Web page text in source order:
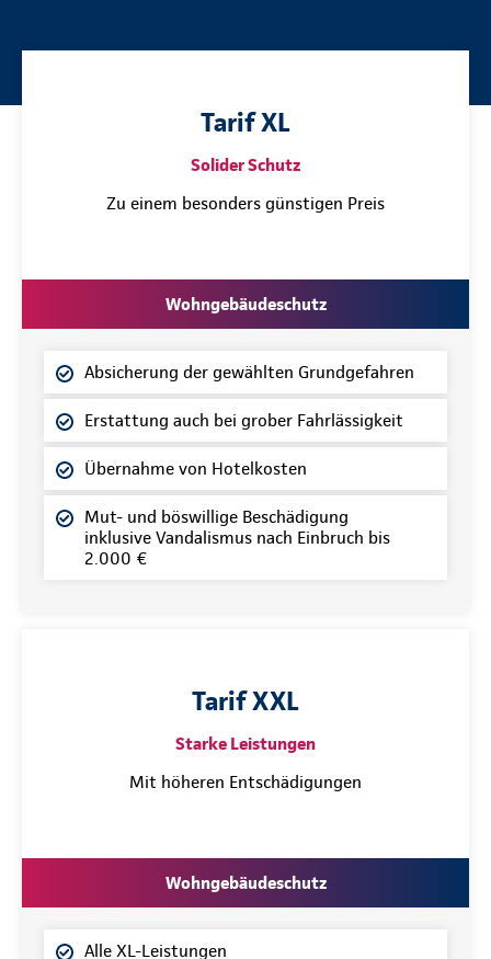
Tarif XL
Solider Schutz
Zu einem besonders günstigen Preis
Wohngebäudeschutz
Absicherung der gewählten Grundgefahren
Erstattung auch bei grober Fahrlässigkeit
Übernahme von Hotelkosten
Mut- und böswillige Beschädigung
inklusive Vandalismus nach Einbruch bis
2.000 €
Tarif XXL
Starke Leistungen
Mit höheren Entschädigungen
Wohngebäudeschutz
Alle XL-Leistungen